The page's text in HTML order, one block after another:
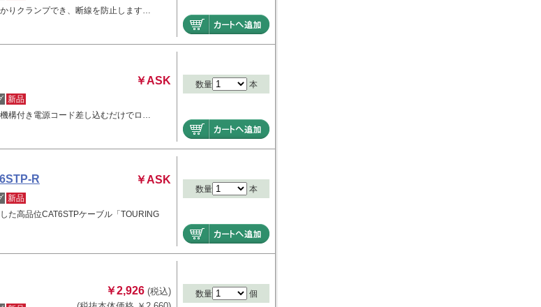
りクランプでき、断線を防止します…
￥ASK
新品
構付き電源コード差し込むだけでロ…
数量 本
R ￥ASK
新品
た高品位CAT6STPケーブル「TOURING
数量 本
￥2,926 (税込)
数量 個